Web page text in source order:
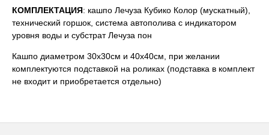
КОМПЛЕКТАЦИЯ: кашпо Лечуза Кубико Колор (мускатный),
технический горшок, система автополива с индикатором
уровня воды и субстрат Лечуза пон
Кашпо диаметром 30x30см и 40x40см, при желании
комплектуются подставкой на роликах (подставка в комплект
не входит и приобретается отдельно)